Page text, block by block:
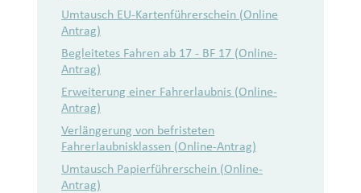
Umtausch EU-Kartenführerschein (Online
Antrag)
Begleitetes Fahren ab 17 - BF 17 (Online-
Antrag)
Erweiterung einer Fahrerlaubnis (Online-
Antrag)
Verlängerung von befristeten
Fahrerlaubnisklassen (Online-Antrag)
Umtausch Papierführerschein (Online-
Antrag)